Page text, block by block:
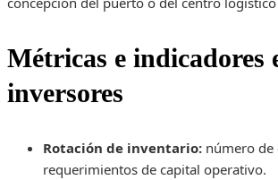
Métricas e indicadores
inversores
Rotación de inventario: número de
requerimientos de capital operativo.